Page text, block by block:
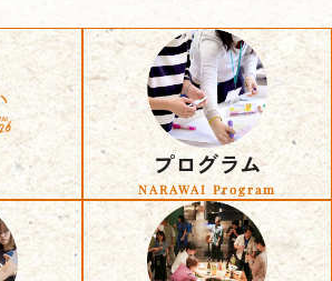
プログラム
NARAWAI Program